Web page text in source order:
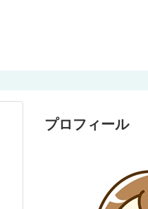
プロフィール